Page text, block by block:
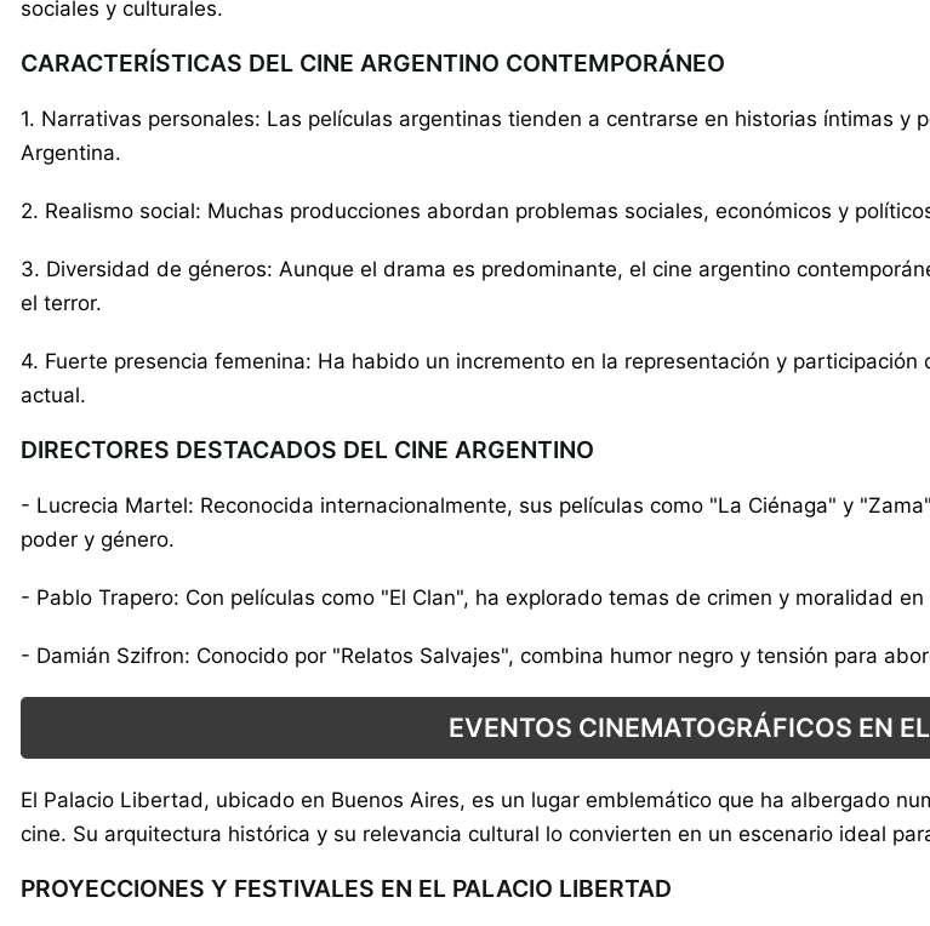
sociales y culturales.
CARACTERÍSTICAS DEL CINE ARGENTINO CONTEMPORÁNEO
1. Narrativas personales: Las películas argentinas tienden a centrarse en historias íntimas
Argentina.
2. Realismo social: Muchas producciones abordan problemas sociales, económicos y
3. Diversidad de géneros: Aunque el drama es predominante, el cine argentino
el terror.
4. Fuerte presencia femenina: Ha habido un incremento en la representación y
actual.
DIRECTORES DESTACADOS DEL CINE ARGENTINO
- Lucrecia Martel: Reconocida internacionalmente, sus películas como "La Ciénaga" y
poder y género.
- Pablo Trapero: Con películas como "El Clan", ha explorado temas de crimen y moralidad
- Damián Szifron: Conocido por "Relatos Salvajes", combina humor negro y tensión para
EVENTOS CINEMATOGRÁFICOS EN
El Palacio Libertad, ubicado en Buenos Aires, es un lugar emblemático que ha albergado
cine. Su arquitectura histórica y su relevancia cultural lo convierten en un escenario ideal
PROYECCIONES Y FESTIVALES EN EL PALACIO LIBERTAD